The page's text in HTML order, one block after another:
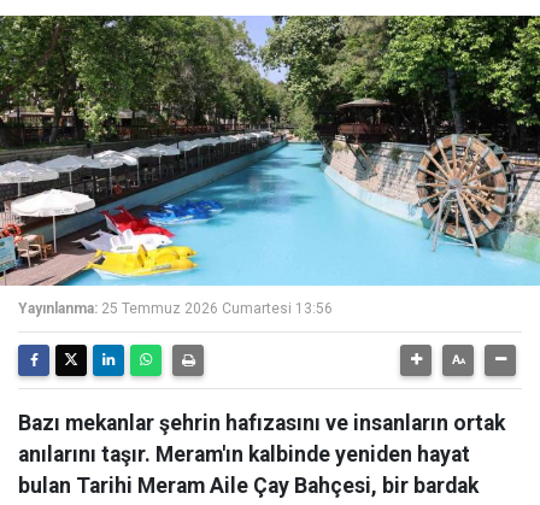
Yayınlanma: 25 Temmuz 2026 Cumartesi 13:56
Bazı mekanlar şehrin hafızasını ve insanların ortak
anılarını taşır. Meram'ın kalbinde yeniden hayat
bulan Tarihi Meram Aile Çay Bahçesi, bir bardak